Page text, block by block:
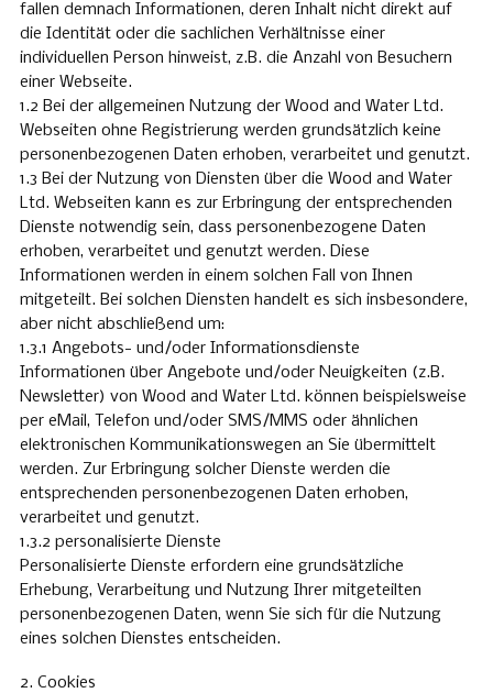
fallen demnach Informationen, deren Inhalt nicht direkt auf
die Identität oder die sachlichen Verhältnisse einer
individuellen Person hinweist, z.B. die Anzahl von Besuchern
einer Webseite.
1.2 Bei der allgemeinen Nutzung der Wood and Water Ltd.
Webseiten ohne Registrierung werden grundsätzlich keine
personenbezogenen Daten erhoben, verarbeitet und genutzt.
1.3 Bei der Nutzung von Diensten über die Wood and Water
Ltd. Webseiten kann es zur Erbringung der entsprechenden
Dienste notwendig sein, dass personenbezogene Daten
erhoben, verarbeitet und genutzt werden. Diese
Informationen werden in einem solchen Fall von Ihnen
mitgeteilt. Bei solchen Diensten handelt es sich insbesondere,
aber nicht abschließend um:
1.3.1 Angebots- und/oder Informationsdienste
Informationen über Angebote und/oder Neuigkeiten (z.B.
Newsletter) von Wood and Water Ltd. können beispielsweise
per eMail, Telefon und/oder SMS/MMS oder ähnlichen
elektronischen Kommunikationswegen an Sie übermittelt
werden. Zur Erbringung solcher Dienste werden die
entsprechenden personenbezogenen Daten erhoben,
verarbeitet und genutzt.
1.3.2 personalisierte Dienste
Personalisierte Dienste erfordern eine grundsätzliche
Erhebung, Verarbeitung und Nutzung Ihrer mitgeteilten
personenbezogenen Daten, wenn Sie sich für die Nutzung
eines solchen Dienstes entscheiden.
2. Cookies